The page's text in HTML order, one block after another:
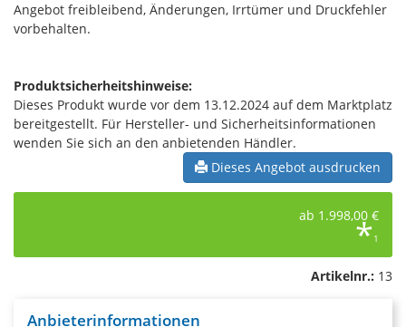
Angebot freibleibend, Änderungen, Irrtümer und Druckfehler
vorbehalten.
Produktsicherheitshinweise:
Dieses Produkt wurde vor dem 13.12.2024 auf dem Marktplatz
bereitgestellt. Für Hersteller- und Sicherheitsinformationen
wenden Sie sich an den anbietenden Händler.
Dieses Angebot ausdrucken
ab 1.998,00 €
*1
Artikelnr.: 13
Anbieterinformationen